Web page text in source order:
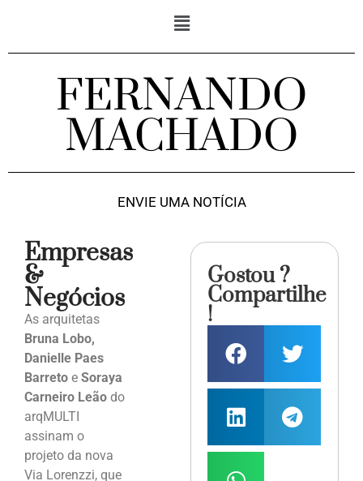
FERNANDO
MACHADO
ENVIE UMA NOTÍCIA
Empresas
&
Negócios
As arquitetas
Bruna Lobo,
Danielle Paes
Barreto e Soraya
Carneiro Leão do
arqMULTI
assinam o
projeto da nova
Via Lorenzzi, que
Gostou ?
Compartilhe
!